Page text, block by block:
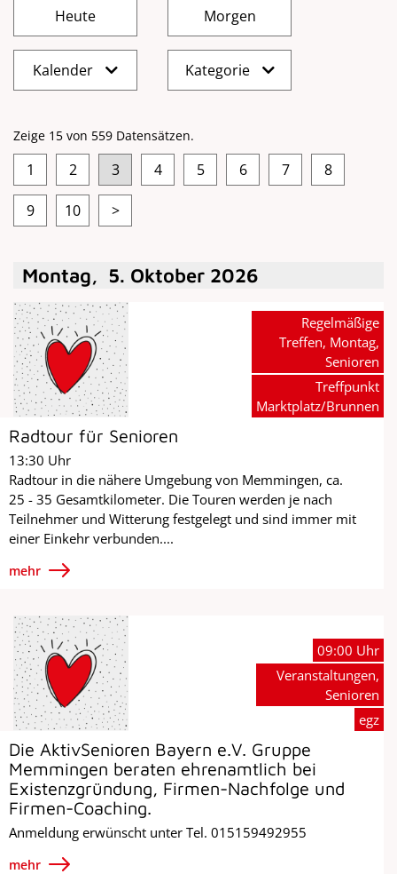
Kalender Kategorie
Zeige 15 von 559 Datensätzen.
1 2 3 4 5 6 7 8
9 10 >
Montag, 5. Oktober 2026
Radtour für Senioren
13:30 Uhr
Radtour in die nähere Umgebung von Memmingen, ca.
25 - 35 Gesamtkilometer. Die Touren werden je nach
Teilnehmer und Witterung festgelegt und sind immer mit
einer Einkehr verbunden....
mehr
Regelmäßige
Treffen, Montag,
Senioren
Treffpunkt
Marktplatz/Brunnen
Die AktivSenioren Bayern e.V. Gruppe
Memmingen beraten ehrenamtlich bei
Existenzgründung, Firmen-Nachfolge und
Firmen-Coaching.
Anmeldung erwünscht unter Tel. 015159492955
mehr
09:00 Uhr
Veranstaltungen,
Senioren
egz